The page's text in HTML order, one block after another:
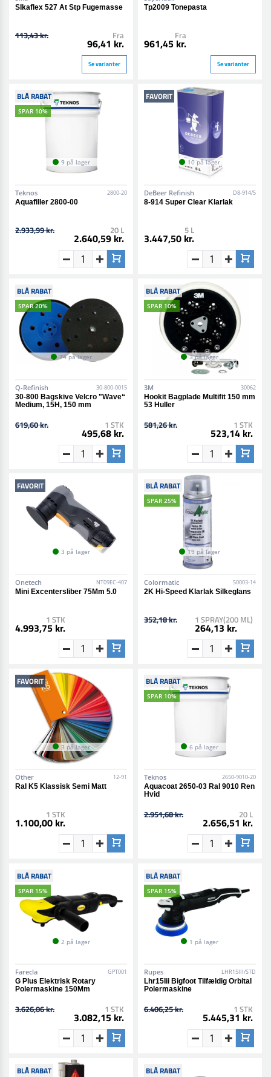
SIkaflex 527 At Stp Fugemasse
113,43 kr. Fra
96,41 kr.
Se varianter
Tp2009 Tonepasta
Fra
961,45 kr.
Se varianter
BLÅ RABAT
SPAR 10%
9 på lager
Teknos 2800-20
Aquafiller 2800-00
2.933,99 kr. 20 L
2.640,59 kr.
FAVORIT
10 på lager
DeBeer Refinish D8-914/5
8-914 Super Clear Klarlak
5 L
3.447,50 kr.
BLÅ RABAT
SPAR 20%
74 på lager
Q-Refinish 30-800-0015
30-800 Bagskive Velcro "Wave“
Medium, 15H, 150 mm
619,60 kr. 1 STK
495,68 kr.
BLÅ RABAT
SPAR 10%
3 på lager
3M 30062
Hookit Bagplade Multifit 150 mm
53 Huller
581,26 kr. 1 STK
523,14 kr.
FAVORIT
3 på lager
Onetech NT09EC-407
Mini Excentersliber 75Mm 5.0
1 STK
4.993,75 kr.
BLÅ RABAT
SPAR 25%
19 på lager
Colormatic 50003-14
2K Hi-Speed Klarlak Silkeglans
352,18 kr. 1 SPRAY(200 ML)
264,13 kr.
FAVORIT
3 på lager
Other 12-91
Ral K5 Klassisk Semi Matt
1 STK
1.100,00 kr.
BLÅ RABAT
SPAR 10%
6 på lager
Teknos 2650-9010-20
Aquacoat 2650-03 Ral 9010 Ren
Hvid
2.951,68 kr. 20 L
2.656,51 kr.
BLÅ RABAT
SPAR 15%
2 på lager
Farecla GPT001
G Plus Elektrisk Rotary
Polermaskine 150Mm
3.626,06 kr. 1 STK
3.082,15 kr.
BLÅ RABAT
SPAR 15%
1 på lager
Rupes LHR15III/STD
Lhr15Iii Bigfoot Tilfældig Orbital
Polermaskine
6.406,25 kr. 1 STK
5.445,31 kr.
BLÅ RABAT BLÅ RABAT